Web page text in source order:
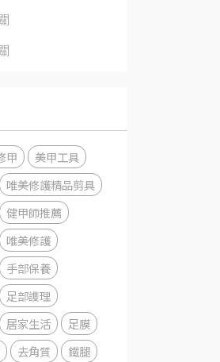
甲
美甲工具
唯美修護精品剪具
健甲師推薦
唯美修護
手部保養
足部謢理
居家生活
足膜
去角質 鐵腿